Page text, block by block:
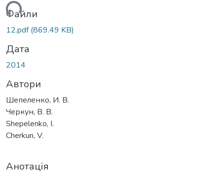
Файли
12.pdf(869.49 KB)
Дата
2014
Автори
Шепеленко, И. В.
Черкун, В. В.
Shepelenko, I.
Cherkun, V.
Анотація